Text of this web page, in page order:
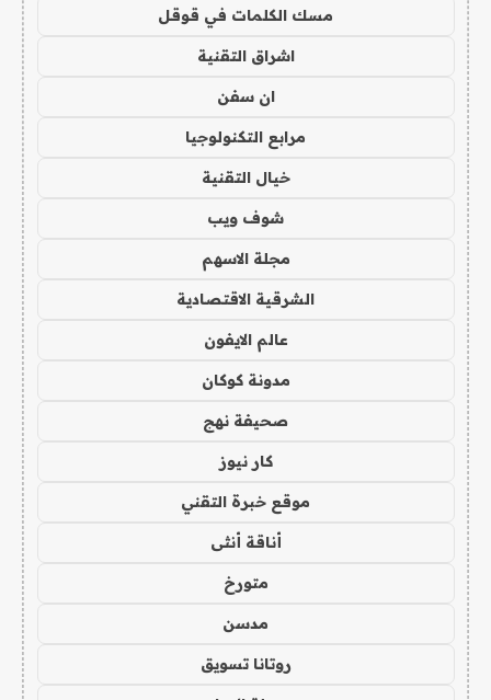
مسك الكلمات في قوقل
اشراق التقنية
ان سفن
مرابع التكنولوجيا
خيال التقنية
شوف ويب
مجلة الاسهم
الشرقية الاقتصادية
عالم الايفون
مدونة كوكان
صحيفة نهج
كار نيوز
موقع خبرة التقني
أناقة أنثى
متورخ
مدسن
روتانا تسويق